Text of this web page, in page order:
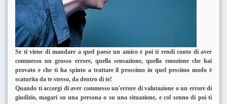
Se ti viene di mandare a quel paese un amico e poi ti rendi conto di aver
commesso un grosso errore, quella sensazione, quella emozione che hai
provato e che ti ha spinto a trattare il prossimo in quel pessimo modo è
scaturita da te stesso, da dentro di te!
Quando ti accorgi di aver commesso un'errore di valutazione o un errore di
giudizio, magari su una persona o su una situazione, e col senno di poi ti